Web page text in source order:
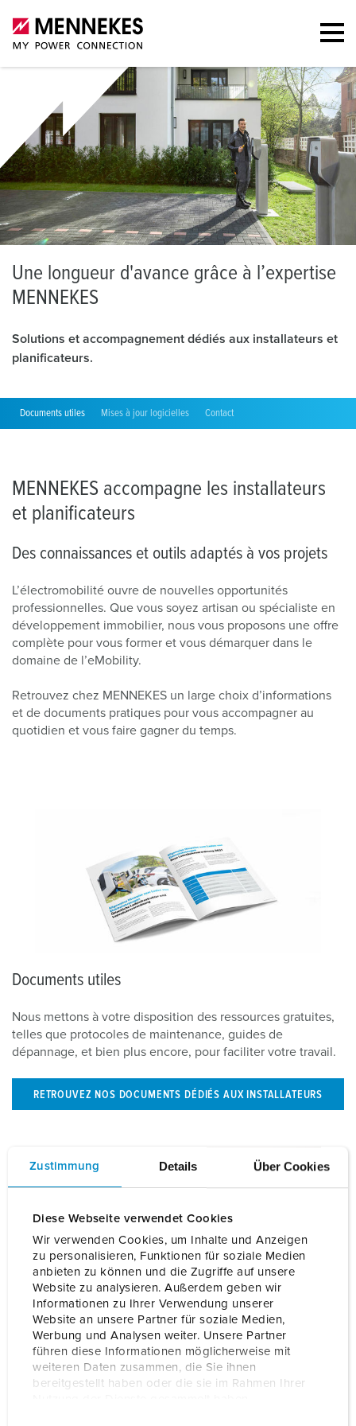
Zustimmung Details Über Cookies
Diese Webseite verwendet Cookies
Wir verwenden Cookies, um Inhalte und Anzeigen
zu personalisieren, Funktionen für soziale Medien
anbieten zu können und die Zugriffe auf unsere
Website zu analysieren. Außerdem geben wir
Informationen zu Ihrer Verwendung unserer
Website an unsere Partner für soziale Medien,
Werbung und Analysen weiter. Unsere Partner
führen diese Informationen möglicherweise mit
weiteren Daten zusammen, die Sie ihnen
bereitgestellt haben oder die sie im Rahmen Ihrer
Une longueur d'avance grâce à l’expertise
MENNEKES
Solutions et accompagnement dédiés aux installateurs et
planificateurs.
Documents utiles Mises à jour logicielles Contact
MENNEKES accompagne les installateurs
et planificateurs
Des connaissances et outils adaptés à vos projets
L’électromobilité ouvre de nouvelles opportunités
professionnelles. Que vous soyez artisan ou spécialiste en
développement immobilier, nous vous proposons une offre
complète pour vous former et vous démarquer dans le
domaine de l’eMobility.
Retrouvez chez MENNEKES un large choix d’informations
et de documents pratiques pour vous accompagner au
quotidien et vous faire gagner du temps.
Documents utiles
Nous mettons à votre disposition des ressources gratuites,
telles que protocoles de maintenance, guides de
dépannage, et bien plus encore, pour faciliter votre travail.
RETROUVEZ NOS DOCUMENTS DÉDIÉS AUX INSTALLATEURS
Mises à jour logicielles
Chez MENNEKES, nous améliorons continuellement nos
solutions de recharge en y intégrant de nouvelles
fonctionnalités.